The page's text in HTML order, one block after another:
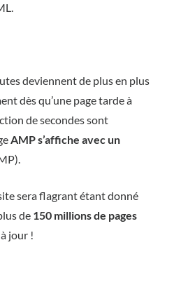
deviennent de plus en plus
dès qu’une page tarde à
de secondes sont
AMP s’affiche avec un
sera flagrant étant donné
de 150 millions de pages
jour !